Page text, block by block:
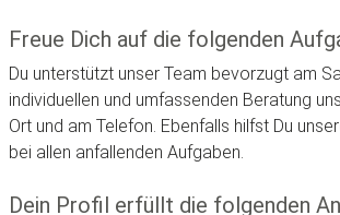
Freue Dich auf die folgenden
Du unterstützt unser Team bevorzugt am
individuellen und umfassenden Beratung
Ort und am Telefon. Ebenfalls hilfst Du
bei allen anfallenden Aufgaben.
Dein Profil erfüllt die folgenden